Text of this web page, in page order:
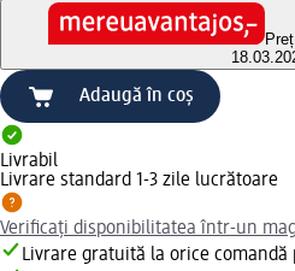
Adaugă în coș
Livrabil
Livrare standard 1-3 zile lucrătoare
Verificați disponibilitatea într-un
Livrare gratuită la orice